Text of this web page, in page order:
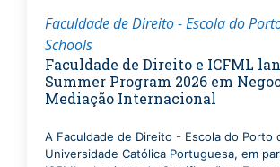
Faculdade de Direito - Escola do
Schools
Faculdade de Direito e ICFML
Summer Program 2026 em
Mediação Internacional
A Faculdade de Direito - Escola do Porto
Universidade Católica Portuguesa, em